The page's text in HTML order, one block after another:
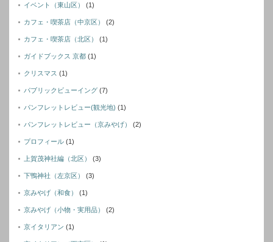
イベント（東山区） (1)
カフェ・喫茶店（中京区） (2)
カフェ・喫茶店（北区） (1)
ガイドブックス 京都 (1)
クリスマス (1)
パブリックビューイング (7)
パンフレットレビュー(観光地) (1)
パンフレットレビュー（京みやげ） (2)
プロフィール (1)
上賀茂神社編（北区） (3)
下鴨神社（左京区） (3)
京みやげ（和食） (1)
京みやげ（小物・実用品） (2)
京イタリアン (1)